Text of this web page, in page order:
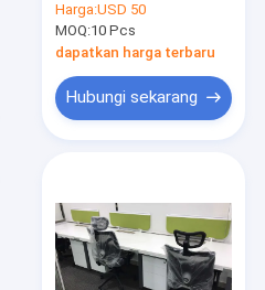
workstation 120
derajat
mendistribusikan
Harga:USD 50
MOQ:10 Pcs
dapatkan harga terbaru
Hubungi sekarang